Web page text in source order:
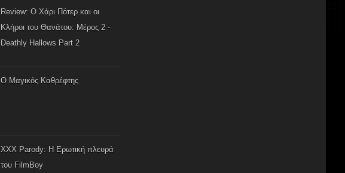
Review: Ο Χάρι Πότερ και οι
Κλήροι του Θανάτου: Μέρος 2 -
Deathly Hallows Part 2
Ο Μαγικός Καθρέφτης
XXX Parody: Η Ερωτική πλευρά
του FilmBoy